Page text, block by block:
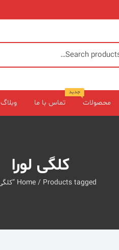
محصولات
جدید
تماس با ما وبلاگ
کلگی لورا
Home/ Products tagged “کلگی لورا”